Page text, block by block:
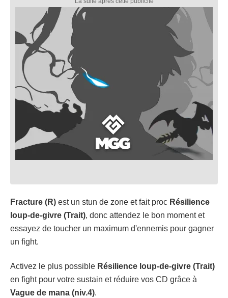
Fracture (R) est un stun de zone et fait proc Résilience
loup-de-givre (Trait), donc attendez le bon moment et
essayez de toucher un maximum d'ennemis pour gagner
un fight.
Activez le plus possible Résilience loup-de-givre (Trait)
en fight pour votre sustain et réduire vos CD grâce à
Vague de mana (niv.4).